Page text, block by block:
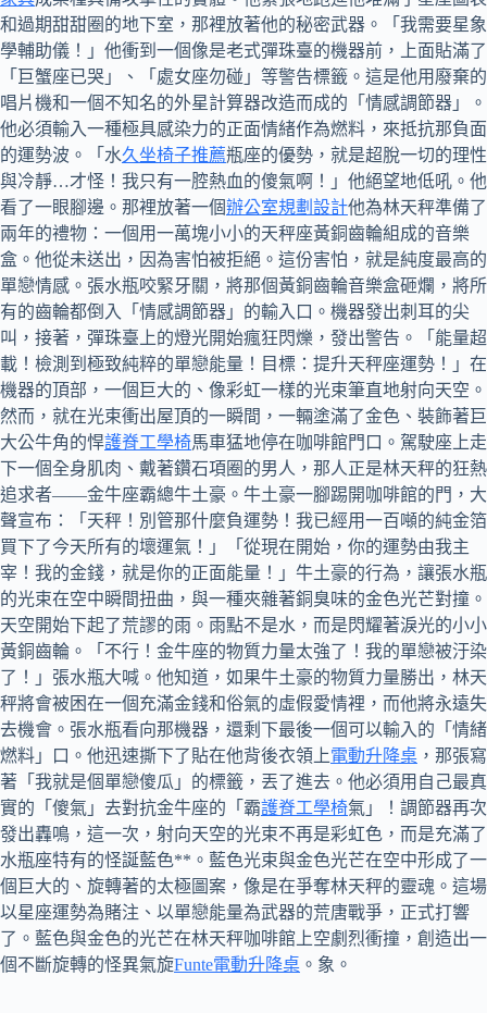
和過期甜甜圈的地下室，那裡放著他的秘密武器。「我需要星象
學輔助儀！」他衝到一個像是老式彈珠臺的機器前，上面貼滿了
「巨蟹座已哭」、「處女座勿碰」等警告標籤。這是他用廢棄的
唱片機和一個不知名的外星計算器改造而成的「情感調節器」。
他必須輸入一種極具感染力的正面情緒作為燃料，來抵抗那負面
的運勢波。「水久坐椅子推薦瓶座的優勢，就是超脫一切的理性
與冷靜…才怪！我只有一腔熱血的傻氣啊！」他絕望地低吼。他
看了一眼腳邊。那裡放著一個辦公室規劃設計他為林天秤準備了
兩年的禮物：一個用一萬塊小小的天秤座黃銅齒輪組成的音樂
盒。他從未送出，因為害怕被拒絕。這份害怕，就是純度最高的
單戀情感。張水瓶咬緊牙關，將那個黃銅齒輪音樂盒砸爛，將所
有的齒輪都倒入「情感調節器」的輸入口。機器發出刺耳的尖
叫，接著，彈珠臺上的燈光開始瘋狂閃爍，發出警告。「能量超
載！檢測到極致純粹的單戀能量！目標：提升天秤座運勢！」在
機器的頂部，一個巨大的、像彩虹一樣的光束筆直地射向天空。
然而，就在光束衝出屋頂的一瞬間，一輛塗滿了金色、裝飾著巨
大公牛角的悍護脊工學椅馬車猛地停在咖啡館門口。駕駛座上走
下一個全身肌肉、戴著鑽石項圈的男人，那人正是林天秤的狂熱
追求者——金牛座霸總牛土豪。牛土豪一腳踢開咖啡館的門，大
聲宣布：「天秤！別管那什麼負運勢！我已經用一百噸的純金箔
買下了今天所有的壞運氣！」「從現在開始，你的運勢由我主
宰！我的金錢，就是你的正面能量！」牛土豪的行為，讓張水瓶
的光束在空中瞬間扭曲，與一種夾雜著銅臭味的金色光芒對撞。
天空開始下起了荒謬的雨。雨點不是水，而是閃耀著淚光的小小
黃銅齒輪。「不行！金牛座的物質力量太強了！我的單戀被汙染
了！」張水瓶大喊。他知道，如果牛土豪的物質力量勝出，林天
秤將會被困在一個充滿金錢和俗氣的虛假愛情裡，而他將永遠失
去機會。張水瓶看向那機器，還剩下最後一個可以輸入的「情緒
燃料」口。他迅速撕下了貼在他背後衣領上電動升降桌 ，那張寫
著「我就是個單戀傻瓜」的標籤，丟了進去。他必須用自己最真
實的「傻氣」去對抗金牛座的「霸護脊工學椅氣」！調節器再次
發出轟鳴，這一次，射向天空的光束不再是彩虹色，而是充滿了
水瓶座特有的怪誕藍色**。藍色光束與金色光芒在空中形成了一
個巨大的、旋轉著的太極圖案，像是在爭奪林天秤的靈魂。這場
以星座運勢為賭注、以單戀能量為武器的荒唐戰爭，正式打響
了。藍色與金色的光芒在林天秤咖啡館上空劇烈衝撞，創造出一
個不斷旋轉的怪異氣旋Funte電動升降桌 。象。